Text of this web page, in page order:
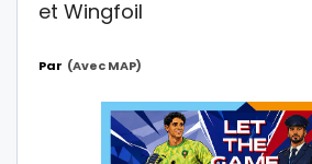
et Wingfoil
Par (avec MAP)